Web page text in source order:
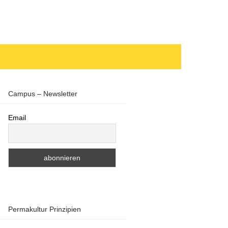
Campus – Newsletter
Email
Permakultur Prinzipien